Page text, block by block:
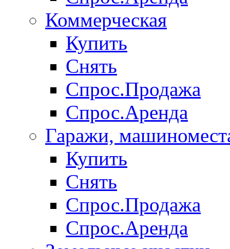
Коммерческая
Купить
Снять
Спрос.Продажа
Спрос.Аренда
Гаражи,
Купить
Снять
Спрос.Продажа
Спрос.Аренда